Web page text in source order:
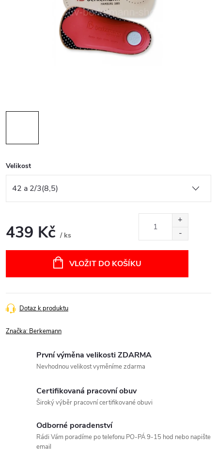
Velikost
439 Kč / ks
VLOŽIT DO KOŠÍKU
Dotaz k produktu
Značka: Berkemann
První výměna velikosti ZDARMA
Nevhodnou velikost vyměníme zdarma
Certifikovaná pracovní obuv
Široký výběr pracovní certifikované obuvi
Odborné poradenství
Rádi Vám poradíme po telefonu PO-PÁ 9-15 hod nebo napište
email